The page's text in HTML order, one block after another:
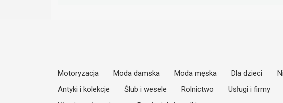
Motoryzacja Moda damska Moda męska Dla dzieci
Antyki i kolekcje
Ślub i wesele Rolnictwo Usługi i firmy